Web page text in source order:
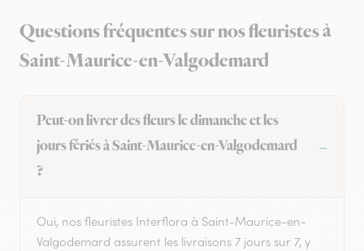
Questions fréquentes sur nos fleuristes à
Saint-Maurice-en-Valgodemard
Peut-on livrer des fleurs le dimanche et les
jours fériés à Saint-Maurice-en-Valgodemard
?
Oui, nos fleuristes Interflora à Saint-Maurice-en-
Valgodemard assurent les livraisons 7 jours sur 7, y